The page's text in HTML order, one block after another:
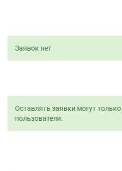
Заявок нет
Оставлять заявки могут только
пользователи.